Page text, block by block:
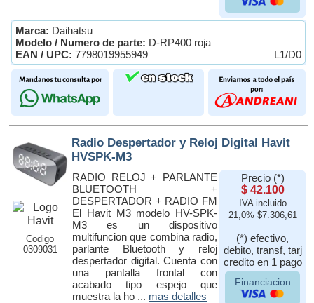
Marca: Daihatsu
Modelo / Numero de parte: D-RP400 roja
EAN / UPC: 7798019955949 L1/D0
Codigo
0309031
Radio Despertador y Reloj Digital Havit
HVSPK-M3
RADIO RELOJ + PARLANTE
BLUETOOTH +
DESPERTADOR + RADIO FM
El Havit M3 modelo HV-SPK-
M3 es un dispositivo
multifuncion que combina radio,
parlante Bluetooth y reloj
despertador digital. Cuenta con
una pantalla frontal con
acabado tipo espejo que
muestra la ho ... mas detalles
Precio (*)
$ 42.100
IVA incluido
21,0% $7.306,61
(*) efectivo,
debito, transf, tarj
credito en 1 pago
Financiacion